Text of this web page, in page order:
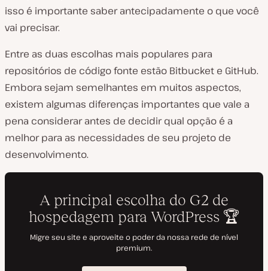
isso é importante saber antecipadamente o que você
vai precisar.
Entre as duas escolhas mais populares para
repositórios de código fonte estão Bitbucket e GitHub.
Embora sejam semelhantes em muitos aspectos,
existem algumas diferenças importantes que vale a
pena considerar antes de decidir qual opção é a
melhor para as necessidades de seu projeto de
desenvolvimento.